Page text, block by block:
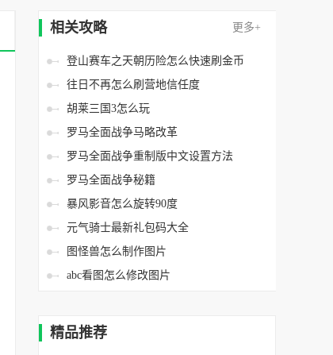
相关攻略 更多+
登山赛车之天朝历险怎么快速刷金币
往日不再怎么刷营地信任度
胡莱三国3怎么玩
罗马全面战争马略改革
罗马全面战争重制版中文设置方法
罗马全面战争秘籍
暴风影音怎么旋转90度
元气骑士最新礼包码大全
图怪兽怎么制作图片
abc看图怎么修改图片
精品推荐